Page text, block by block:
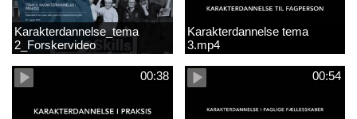
Karakterdannelse_tema
2_Forskervideo
Karakterdannelse tema
3.mp4
00:38 00:54